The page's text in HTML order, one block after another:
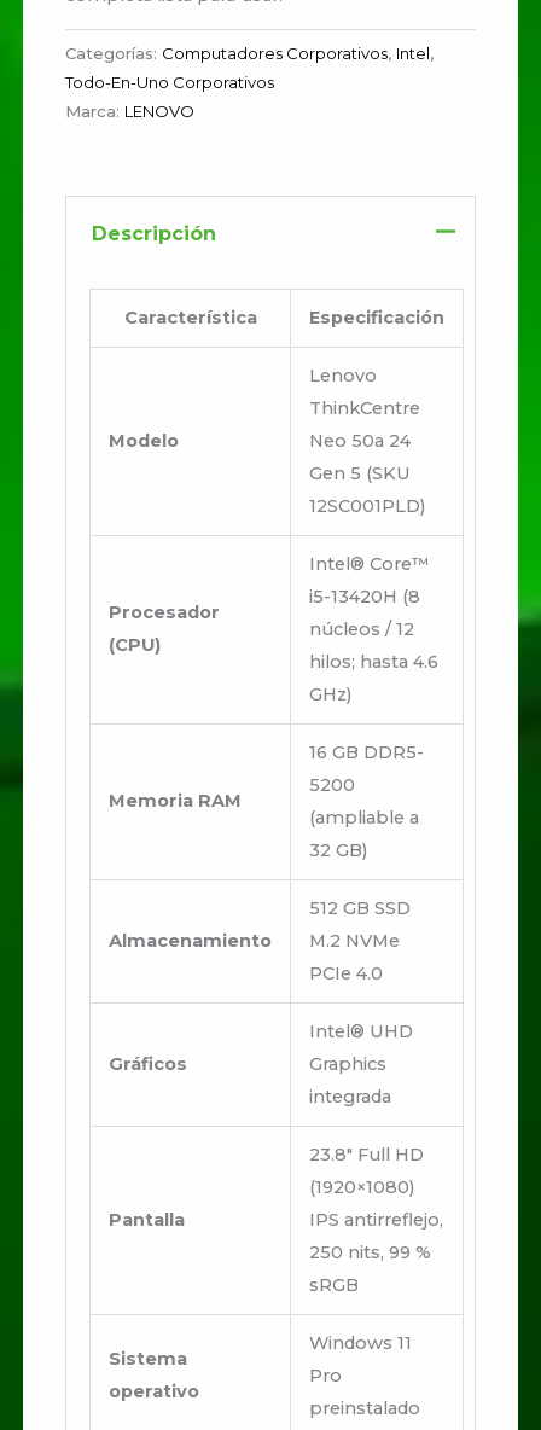
Categorías: Computadores Corporativos, Intel,
Todo-En-Uno Corporativos
Marca: LENOVO
Descripción
Característica Especificación
Modelo
Lenovo
ThinkCentre
Neo 50a 24
Gen 5 (SKU
12SC001PLD)
Procesador
(CPU)
Intel® Core™
i5-13420H (8
núcleos / 12
hilos; hasta 4.6
GHz)
Memoria RAM
16 GB DDR5-
5200
(ampliable a
32 GB)
Almacenamiento
512 GB SSD
M.2 NVMe
PCIe 4.0
Gráficos
Intel® UHD
Graphics
integrada
Pantalla
23.8″ Full HD
(1920×1080)
IPS antirreflejo,
250 nits, 99 %
sRGB
Sistema
operativo
Windows 11
Pro
preinstalado